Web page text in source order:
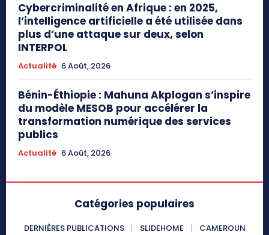
Cybercriminalité en Afrique : en 2025,
l’intelligence artificielle a été utilisée dans
plus d’une attaque sur deux, selon
INTERPOL
Actualité 6 Août, 2026
Bénin-Éthiopie : Mahuna Akplogan s’inspire
du modèle MESOB pour accélérer la
transformation numérique des services
publics
Actualité 6 Août, 2026
Catégories populaires
DERNIÈRES PUBLICATIONS SLIDEHOME
CAMEROUN